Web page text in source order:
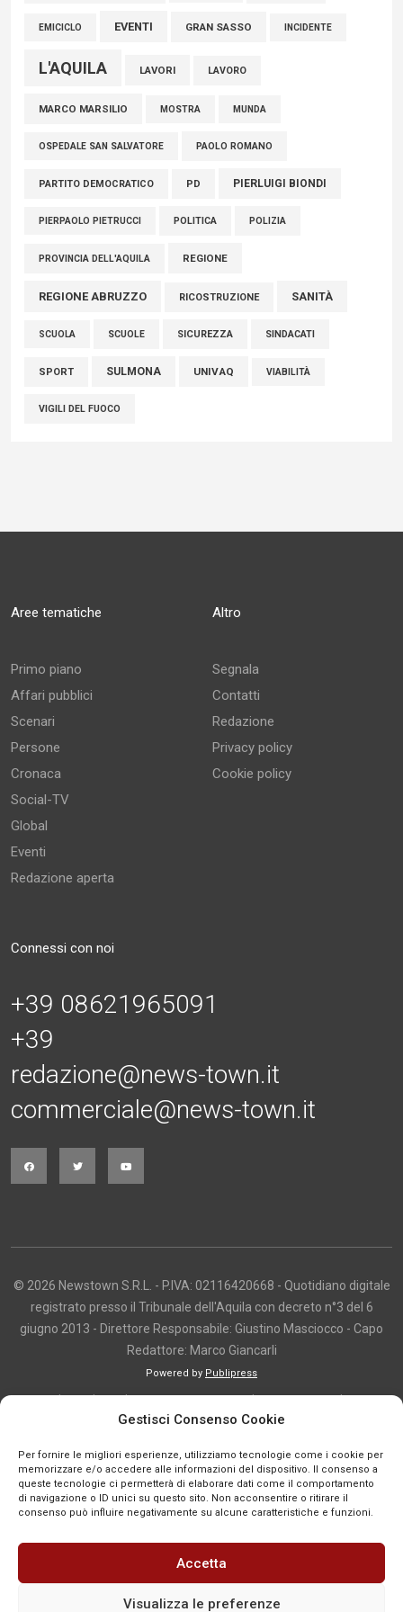
Gestisci Consenso Cookie
Per fornire le migliori esperienze, utilizziamo tecnologie come i cookie per
memorizzare e/o accedere alle informazioni del dispositivo. Il consenso a
queste tecnologie ci permetterà di elaborare dati come il comportamento
di navigazione o ID unici su questo sito. Non acconsentire o ritirare il
consenso può influire negativamente su alcune caratteristiche e funzioni.
Accetta
Visualizza le preferenze
EMICICLO EVENTI GRAN SASSO INCIDENTE
L'AQUILA LAVORI LAVORO
MARCO MARSILIO MOSTRA MUNDA
OSPEDALE SAN SALVATORE PAOLO ROMANO
PARTITO DEMOCRATICO PD PIERLUIGI BIONDI
PIERPAOLO PIETRUCCI POLITICA POLIZIA
PROVINCIA DELL'AQUILA REGIONE
REGIONE ABRUZZO RICOSTRUZIONE SANITÀ
SCUOLA SCUOLE SICUREZZA SINDACATI
SPORT SULMONA UNIVAQ VIABILITÀ
VIGILI DEL FUOCO
Aree tematiche
Primo piano
Affari pubblici
Scenari
Persone
Cronaca
Social-TV
Global
Eventi
Redazione aperta
Altro
Segnala
Contatti
Redazione
Privacy policy
Cookie policy
Connessi con noi
+39 08621965091
+39
redazione@news-town.it
commerciale@news-town.it
© 2026 Newstown S.R.L. - P.IVA: 02116420668 - Quotidiano digitale
registrato presso il Tribunale dell'Aquila con decreto n°3 del 6
giugno 2013 - Direttore Responsabile: Giustino Masciocco - Capo
Redattore: Marco Giancarli
Powered by Publipress
articoli, immagini, fotografie, video e grafica, sono protetti da copyright e
indicazione. La riproduzione totale o parziale dei contenuti è consentita
solo previa autorizzazione o citando chiaramente la fonte, con link diretto
alla pagina originale, quando previsto. I contenuti provenienti da terze
titolari dei diritti. Se un contenuto viola diritti d’autore o norme vigenti, è